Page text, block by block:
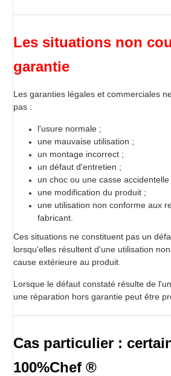
Les situations non
garantie
Les garanties légales et commerciales
pas :
l'usure normale ;
une mauvaise utilisation ;
un montage incorrect ;
un défaut d'entretien ;
un choc ou une casse accidentelle
une modification du produit ;
une utilisation non conforme aux
fabricant.
Ces situations ne constituent pas un
lorsqu'elles résultent d'une utilisation
cause extérieure au produit.
Lorsque le défaut constaté résulte de
une réparation hors garantie peut être
Cas particulier :
100%Chef ®